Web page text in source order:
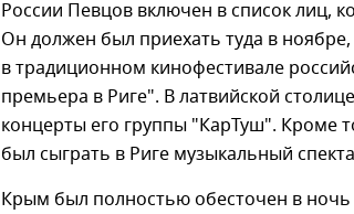
России Певцов включен в список лиц,
Он должен был приехать туда в
в традиционном кинофестивале
премьера в Риге". В латвийской
концерты его группы "КарТуш". Кроме
был сыграть в Риге музыкальный
Крым был полностью обесточен в ночь